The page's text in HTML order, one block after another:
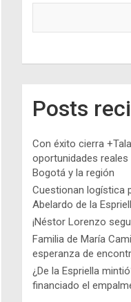
Posts
Con éxito cierra
oportunidades
Bogotá y la región
Cuestionan logística
Abelardo de la
¡Néstor Lorenzo
Familia de María
esperanza de
¿De la Espriella
financiado el